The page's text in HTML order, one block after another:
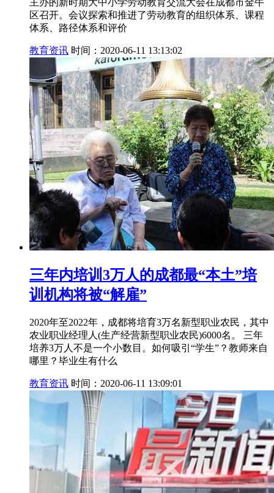
主办的新时期大中小学劳动教育交流大会在成都市金牛
区召开。会议探索和推进了劳动教育的组织体系、课程
体系、路径体系和评价
教育资讯 时间：2020-06-11 13:13:02
三年内培训3万人的成都最“本土”培
训机构将被“解雇”
2020年至2022年，成都将培育3万名新型职业农民，其中
农业职业经理人(生产经营新型职业农民)6000名。 三年
培养3万人不是一个小数目。如何吸引“学生”？教师来自
哪里？毕业生有什么
教育资讯 时间：2020-06-11 13:09:01